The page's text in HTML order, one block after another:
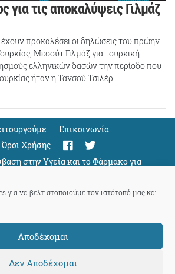
για να βελτιστοποιούμε τον ιστότοπό μας και
Αποδέχομαι
Δεν Αποδέχομαι
για τις αποκαλύψεις Γιλμάζ
προκαλέσει οι δηλώσεις του πρώην
Μεσούτ Γιλμάζ για τουρκική
ελληνικών δασών την περίοδο που
ήταν η Τανσού Τσιλέρ.
Eπικοινωνία
Όροι Χρήσης
στην Υγεία και το Φάρμακο για
Support
by our community members